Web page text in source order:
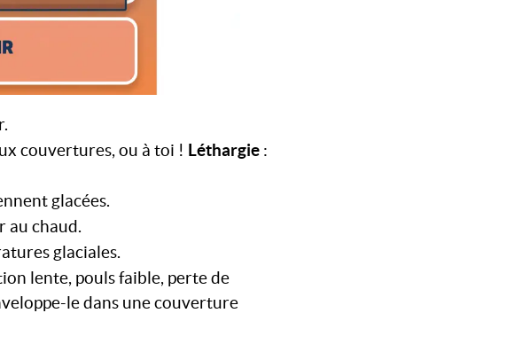
couvertures, ou à toi ! Léthargie :
glacées.
au chaud.
glaciales.
lente, pouls faible, perte de
le dans une couverture